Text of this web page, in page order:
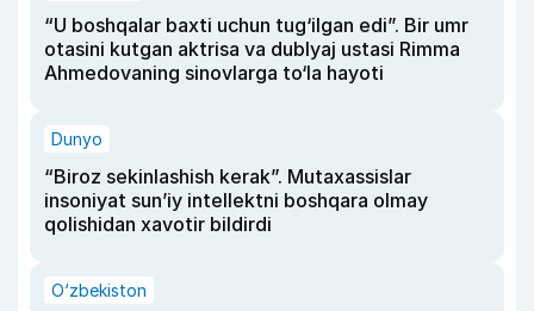
“U boshqalar baxti uchun tug‘ilgan edi”. Bir umr
otasini kutgan aktrisa va dublyaj ustasi Rimma
Ahmedovaning sinovlarga to‘la hayoti
Dunyo
“Biroz sekinlashish kerak”. Mutaxassislar
insoniyat sun’iy intellektni boshqara olmay
qolishidan xavotir bildirdi
O‘zbekiston